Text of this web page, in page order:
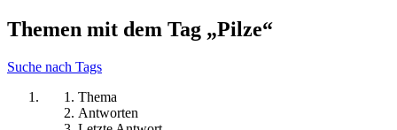
Themen mit dem Tag „Pilze“
Suche nach Tags
Thema
Antworten